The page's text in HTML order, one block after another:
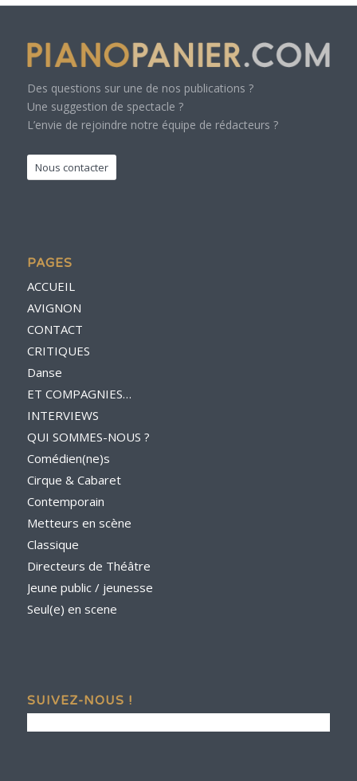
Des questions sur une de nos publications ?
Une suggestion de spectacle ?
L’envie de rejoindre notre équipe de rédacteurs ?
Nous contacter
PAGES
ACCUEIL
AVIGNON
CONTACT
CRITIQUES
Danse
ET COMPAGNIES…
INTERVIEWS
QUI SOMMES-NOUS ?
Comédien(ne)s
Cirque & Cabaret
Contemporain
Metteurs en scène
Classique
Directeurs de Théâtre
Jeune public / jeunesse
Seul(e) en scene
SUIVEZ-NOUS !